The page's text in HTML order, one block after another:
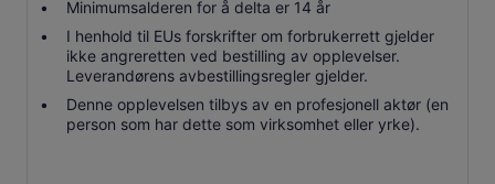
Minimumsalderen for å delta er 14 år
I henhold til EUs forskrifter om forbrukerrett gjelder
ikke angreretten ved bestilling av opplevelser.
Leverandørens avbestillingsregler gjelder.
Denne opplevelsen tilbys av en profesjonell aktør (en
person som har dette som virksomhet eller yrke).